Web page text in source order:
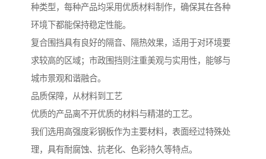
种类型，每种产品均采用优质材料制作，确保其在各种
环境下都能保持稳定性能。
复合围挡具有良好的隔音、隔热效果，适用于对环境要
求较高的区域；市政围挡则注重美观与实用性，能够与
城市景观和谐融合。
品质保障，从材料到工艺
优质的产品离不开优质的材料与精湛的工艺。
我们选用高强度彩钢板作为主要材料，表面经过特殊处
理，具有耐腐蚀、抗老化、色彩持久等特点。